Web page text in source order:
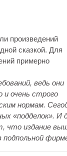
произведений
сказкой. Для
примерно
ведь они
очень строго
нормам.
«подделок». И
что издание
подпольной